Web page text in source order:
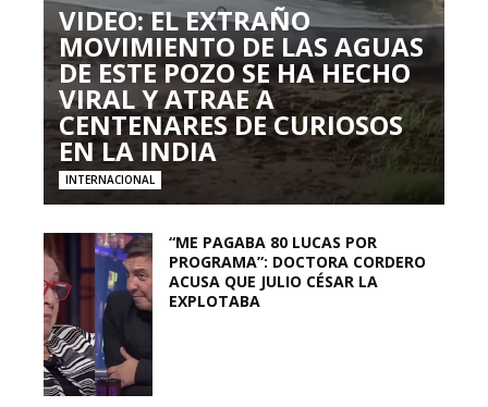
VIDEO: EL EXTRAÑO
MOVIMIENTO DE LAS AGUAS
DE ESTE POZO SE HA HECHO
VIRAL Y ATRAE A
CENTENARES DE CURIOSOS
EN LA INDIA
INTERNACIONAL
“ME PAGABA 80 LUCAS POR
PROGRAMA”: DOCTORA CORDERO
ACUSA QUE JULIO CÉSAR LA
EXPLOTABA